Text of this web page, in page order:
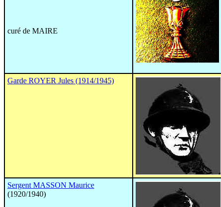
curé de MAIRE
Garde ROYER Jules (1914/1945)
Sergent MASSON Maurice
(1920/1940)